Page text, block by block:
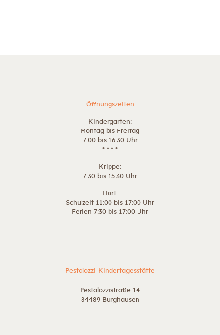
Öffnungszeiten
Kindergarten:
Montag bis Freitag
7:00 bis 16:30 Uhr
* * * *
Krippe:
7:30 bis 15:30 Uhr
Hort:
Schulzeit 11:00 bis 17:00 Uhr
Ferien 7:30 bis 17:00 Uhr
Pestalozzi-Kindertagesstätte
Pestalozzistraße 14
84489 Burghausen